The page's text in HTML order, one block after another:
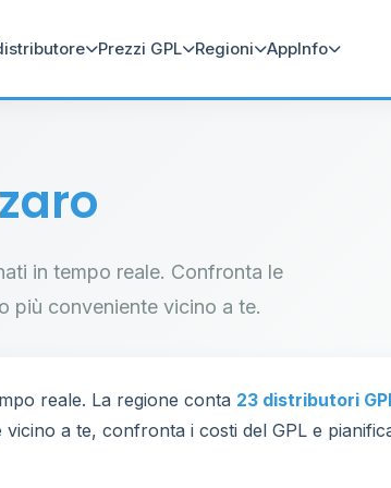
Prezzi GPL Regioni AppInfo
in tempo reale. Confronta le
più conveniente vicino a te.
reale. La regione conta 23 distributori
a te, confronta i costi del GPL e